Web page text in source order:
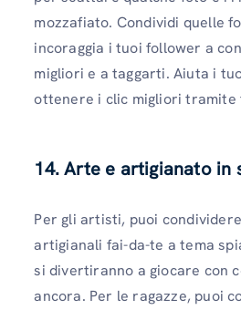
mozzafiato. Condividi quelle
incoraggia i tuoi follower a
migliori e a taggarti. Aiuta i
ottenere i clic migliori tramite
14. Arte e artigianato in
Per gli artisti, puoi
artigianali fai-da-te a tema
si divertiranno a giocare con
ancora. Per le ragazze, puoi